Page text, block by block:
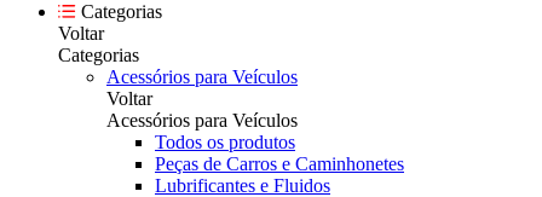
Categorias
Voltar
Categorias
Acessórios para Veículos
Voltar
Acessórios para Veículos
Todos os produtos
Peças de Carros e Caminhonetes
Lubrificantes e Fluidos